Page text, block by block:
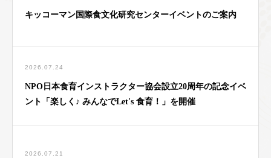
キッコーマン国際食文化研究センターイベントのご案内
2026.07.24
NPO日本食育インストラクター協会設立20周年の記念イベ
ント「楽しく♪ みんなでLet's 食育！」を開催
2026.07.21